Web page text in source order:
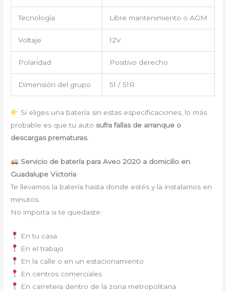
Tecnología Libre mantenimiento o AGM
Voltaje 12V
Polaridad Positivo derecho
Dimensión del grupo 51 / 51R
Si eliges una batería sin estas especificaciones, lo más
probable es que tu auto sufra fallas de arranque o
descargas prematuras.
Servicio de batería para Aveo 2020 a domicilio en
Guadalupe Victoria
Te llevamos la batería hasta donde estés y la instalamos en
minutos.
No importa si te quedaste:
En tu casa
En el trabajo
En la calle o en un estacionamiento
En centros comerciales
En carretera dentro de la zona metropolitana